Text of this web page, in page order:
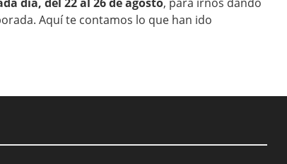
Aquí te contamos lo que han ido